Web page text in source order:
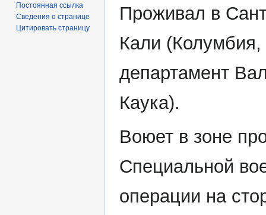
Проживал в
Кали (Колумбия,
департамент
Каука).
Воюет в зоне
Специальной
операции на
Постоянная ссылка
Сведения о странице
Цитировать страницу